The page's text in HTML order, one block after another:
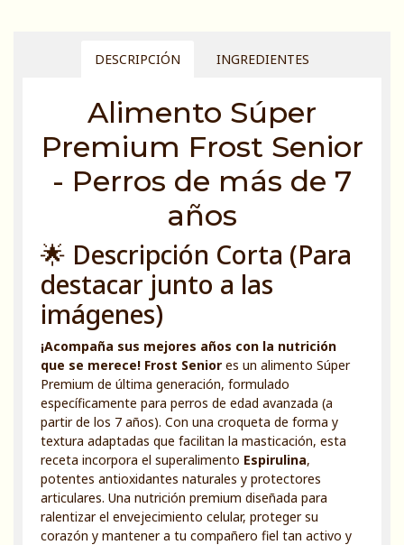
DESCRIPCIÓN INGREDIENTES
Alimento Súper
Premium Frost Senior
- Perros de más de 7
años
🌟 Descripción Corta (Para
destacar junto a las
imágenes)
¡Acompaña sus mejores años con la nutrición
que se merece! Frost Senior es un alimento Súper
Premium de última generación, formulado
específicamente para perros de edad avanzada (a
partir de los 7 años). Con una croqueta de forma y
textura adaptadas que facilitan la masticación, esta
receta incorpora el superalimento Espirulina,
potentes antioxidantes naturales y protectores
articulares. Una nutrición premium diseñada para
ralentizar el envejecimiento celular, proteger su
corazón y mantener a tu compañero fiel tan activo y